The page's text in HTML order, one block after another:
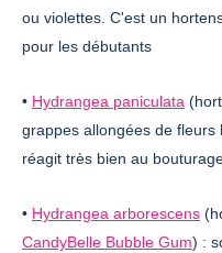
ou violettes. C'est un
pour les débutants
• Hydrangea paniculata
grappes allongées de
réagit très bien au
• Hydrangea arborescens
CandyBelle Bubble Gum) :